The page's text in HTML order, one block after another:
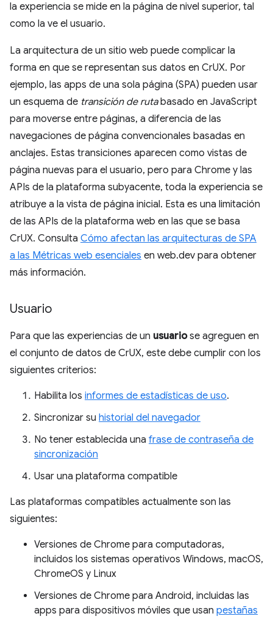
la experiencia se mide en la página de nivel superior, tal
como la ve el usuario.
La arquitectura de un sitio web puede complicar la
forma en que se representan sus datos en CrUX. Por
ejemplo, las apps de una sola página (SPA) pueden usar
un esquema de transición de rutabasado en JavaScript
para moverse entre páginas, a diferencia de las
navegaciones de página convencionales basadas en
anclajes. Estas transiciones aparecen como vistas de
página nuevas para el usuario, pero para Chrome y las
APIs de la plataforma subyacente, toda la experiencia se
atribuye a la vista de página inicial. Esta es una limitación
de las APIs de la plataforma web en las que se basa
CrUX. Consulta Cómo afectan las arquitecturas de SPA
a las Métricas web esenciales en web.dev para obtener
más información.
Usuario
Para que las experiencias de un usuariose agreguen en
el conjunto de datos de CrUX, este debe cumplir con los
siguientes criterios:
Habilita los informes de estadísticas de uso.
Sincronizar su historial del navegador
No tener establecida una frase de contraseña de
sincronización
Usar una plataforma compatible
Las plataformas compatibles actualmente son las
siguientes:
Versiones de Chrome para computadoras,
incluidos los sistemas operativos Windows, macOS,
ChromeOS y Linux
Versiones de Chrome para Android, incluidas las
apps para dispositivos móviles que usan pestañas